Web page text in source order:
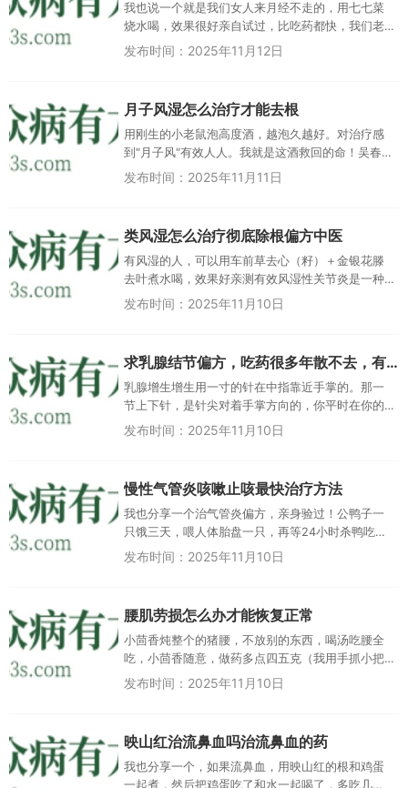
我也说一个就是我们女人来月经不走的，用七七菜
烧水喝，效果很好亲自试过，比吃药都快，我们老
家都叫他七七菜不知道你们知道吧小妞你快跑X广东
发布时间：2025年11月12日
月子风湿怎么治疗才能去根
用刚生的小老鼠泡高度酒，越泡久越好。对治疗感
到"月子风"有效人人。我就是这酒救回的命！吴春芳
江苏是喝这个泡的酒吗？俊宇妈00广西回复吴春
发布时间：2025年11月11日
类风湿怎么治疗彻底除根偏方中医
有风湿的人，可以用车前草去心（籽）＋金银花滕
去叶煮水喝，效果好亲测有效风湿性关节炎是一种
与A组乙型溶血性链球菌感染相关的自身免疫性疾
发布时间：2025年11月10日
求乳腺结节偏方，吃药很多年散不去，有没有好的治疗方法
乳腺增生增生用一寸的针在中指靠近手掌的。那一
节上下针，是针尖对着手掌方向的，你平时在你的
手中指那里面用力捏捏有疼点，就是把疼点针散去
发布时间：2025年11月10日
慢性气管炎咳嗽止咳最快治疗方法
我也分享一个治气管炎偏方，亲身验过！公鸭子一
只饿三天，喂人体胎盘一只，再等24小时杀鸭吃肉
喝汤。二十年前我气管炎挺严重的，现二十多年沒
发布时间：2025年11月10日
腰肌劳损怎么办才能恢复正常
小茴香炖整个的猪腰，不放别的东西，喝汤吃腰全
吃，小茴香随意，做药多点四五克（我用手抓小把
吧）五六个就见效。腰肌劳损我好了很多，以前严
发布时间：2025年11月10日
映山红治流鼻血吗治流鼻血的药
我也分享一个，如果流鼻血，用映山红的根和鸡蛋
一起煮，然后把鸡蛋吃了和水一起喝了，多吃几